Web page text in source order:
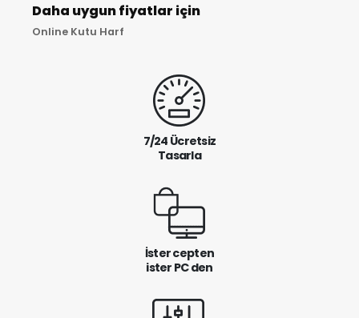
Daha uygun fiyatlar için
Online Kutu Harf
7/24 Ücretsiz
Tasarla
İster cepten
ister PC den